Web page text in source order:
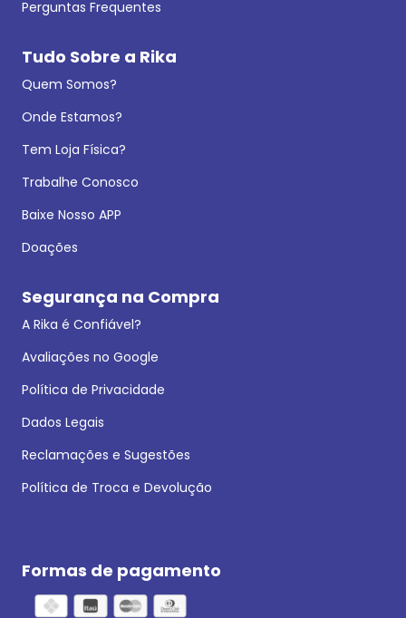
Perguntas Frequentes
Tudo Sobre a Rika
Quem Somos?
Onde Estamos?
Tem Loja Física?
Trabalhe Conosco
Baixe Nosso APP
Doações
Segurança na Compra
A Rika é Confiável?
Avaliações no Google
Política de Privacidade
Dados Legais
Reclamações e Sugestões
Política de Troca e Devolução
Formas de pagamento